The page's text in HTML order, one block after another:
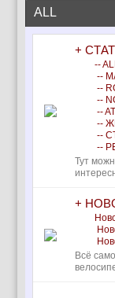
ALL
+
--
--
--
--
--
--
--
--
Тут
+
Всё